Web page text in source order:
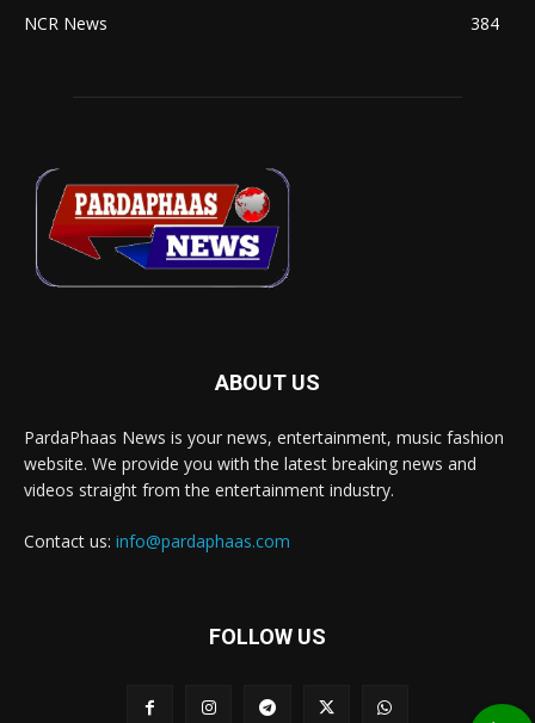
NCR News
384
ABOUT US
PardaPhaas News is your news, entertainment, music fashion
website. We provide you with the latest breaking news and
videos straight from the entertainment industry.
Contact us: info@pardaphaas.com
FOLLOW US